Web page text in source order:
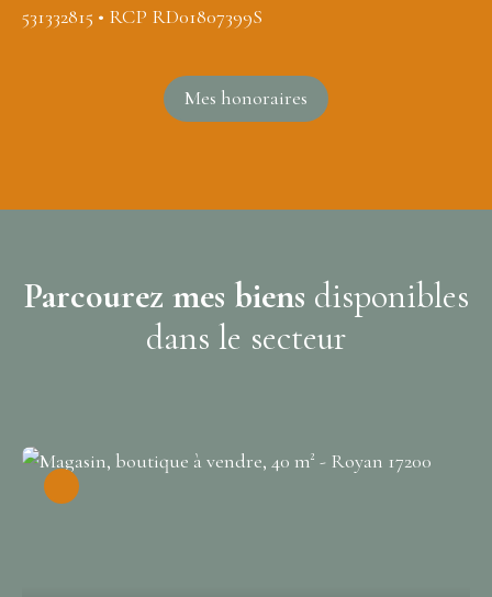
531332815 • RCP RD01807399S
Mes honoraires
Parcourez mes biens disponibles
dans le secteur